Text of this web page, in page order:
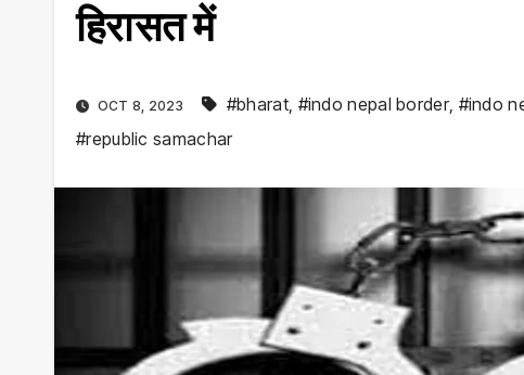
हिरासत में
OCT 8, 2023 #bharat, #indo nepal border, #indo
#republic samachar